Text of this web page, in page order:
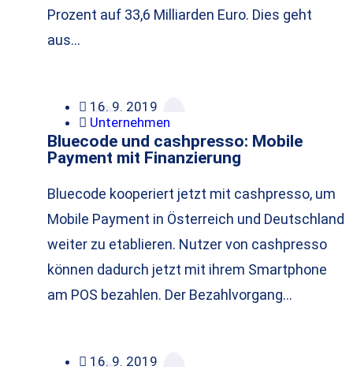
Prozent auf 33,6 Milliarden Euro. Dies geht
aus…
16. 9. 2019
Unternehmen
Bluecode und cashpresso: Mobile
Payment mit Finanzierung
Bluecode kooperiert jetzt mit cashpresso, um
Mobile Payment in Österreich und Deutschland
weiter zu etablieren. Nutzer von cashpresso
können dadurch jetzt mit ihrem Smartphone
am POS bezahlen. Der Bezahlvorgang…
16. 9. 2019